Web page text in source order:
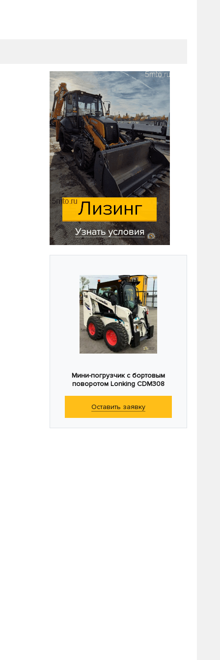
Мини-погрузчик с бортовым
поворотом Lonking CDM308
Оставить заявку